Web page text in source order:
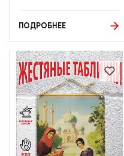
ПОДРОБНЕЕ